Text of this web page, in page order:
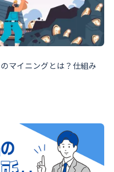
マイニングとは？仕組み